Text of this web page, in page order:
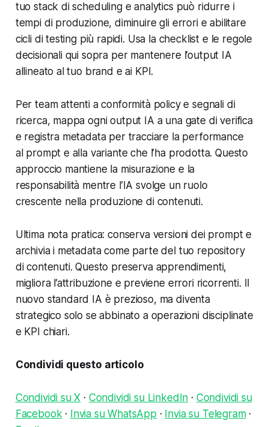
tuo stack di scheduling e analytics può ridurre i
tempi di produzione, diminuire gli errori e abilitare
cicli di testing più rapidi. Usa la checklist e le regole
decisionali qui sopra per mantenere l’output IA
allineato al tuo brand e ai KPI.
Per team attenti a conformità policy e segnali di
ricerca, mappa ogni output IA a una gate di verifica
e registra metadata per tracciare la performance
al prompt e alla variante che l’ha prodotta. Questo
approccio mantiene la misurazione e la
responsabilità mentre l’IA svolge un ruolo
crescente nella produzione di contenuti.
Ultima nota pratica: conserva versioni dei prompt e
archivia i metadata come parte del tuo repository
di contenuti. Questo preserva apprendimenti,
migliora l’attribuzione e previene errori ricorrenti. Il
nuovo standard IA è prezioso, ma diventa
strategico solo se abbinato a operazioni disciplinate
e KPI chiari.
Condividi questo articolo
Condividi su X · Condividi su LinkedIn · Condividi su
Facebook· Invia su WhatsApp · Invia su Telegram·